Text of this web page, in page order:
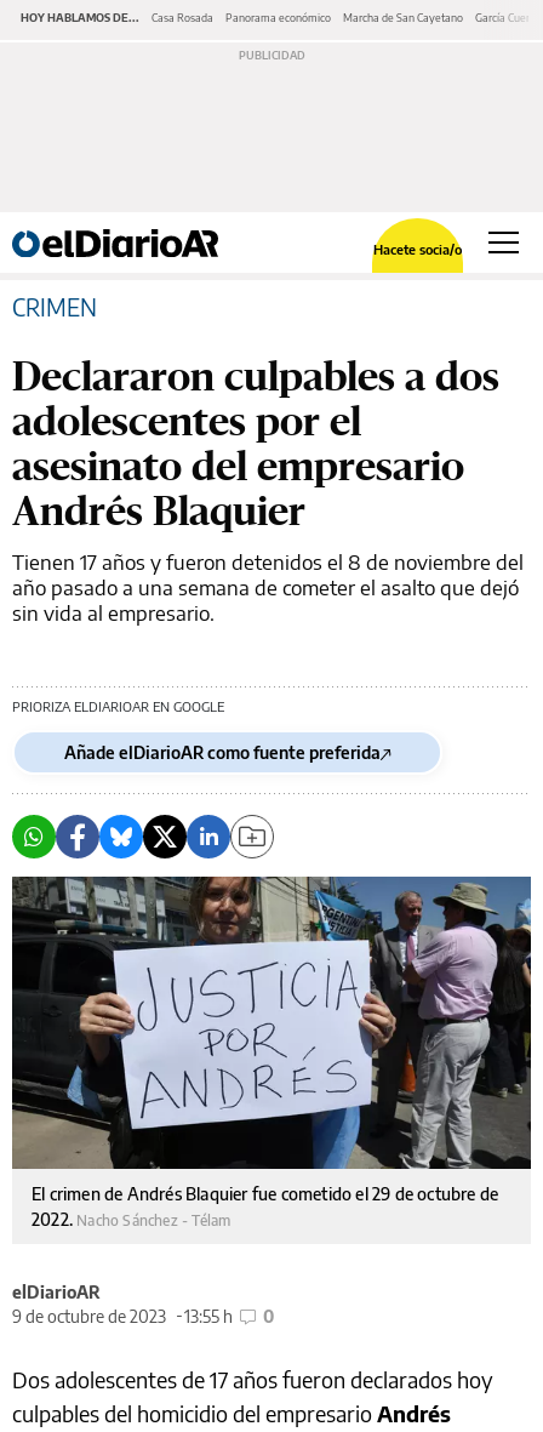
HOY HABLAMOS DE... Casa Rosada Panorama económico Marcha de San Cayetano García Cuerva
Hacete socia/o
CRIMEN
Declararon culpables a dos
adolescentes por el
asesinato del empresario
Andrés Blaquier
Tienen 17 años y fueron detenidos el 8 de noviembre del
año pasado a una semana de cometer el asalto que dejó
sin vida al empresario.
PRIORIZA ELDIARIOAR EN GOOGLE
Añade elDiarioAR como fuente preferida
El crimen de Andrés Blaquier fue cometido el 29 de octubre de
2022. Nacho Sánchez - Télam
elDiarioAR
9 de octubre de 2023
13:55 h 0
Dos adolescentes de 17 años fueron declarados hoy
culpables del homicidio del empresarioAndrés